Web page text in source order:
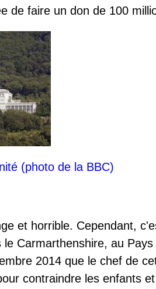
de faire un don de 100
(photo de la BBC)
et horrible. Cependant,
Carmarthenshire, au
2014 que le chef de
contraindre les enfants